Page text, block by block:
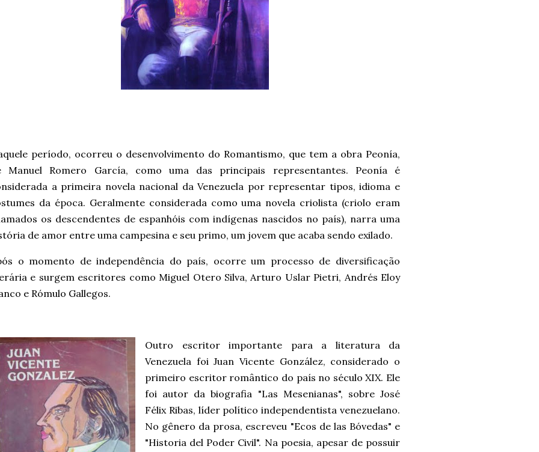
período, ocorreu o desenvolvimento do Romantismo, que tem a obra Peonía,
Manuel Romero García, como uma das principais representantes. Peonía é
a primeira novela nacional da Venezuela por representar tipos, idioma e
da época. Geralmente considerada como uma novela criolista (criolo eram
os descendentes de espanhóis com indígenas nascidos no país), narra uma
de amor entre uma campesina e seu primo, um jovem que acaba sendo exilado.
o momento de independência do país, ocorre um processo de diversificação
e surgem escritores como Miguel Otero Silva, Arturo Uslar Pietri, Andrés Eloy
e Rómulo Gallegos.
Outro escritor importante para a literatura da
Venezuela foi Juan Vicente González, considerado o
primeiro escritor romântico do país no século XIX. Ele
foi autor da biografia "Las Mesenianas", sobre José
Félix Ribas, líder político independentista venezuelano.
No gênero da prosa, escreveu "Ecos de las Bóvedas" e
"Historia del Poder Civil". Na poesia, apesar de possuir